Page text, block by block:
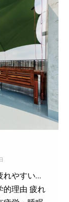
れやすい…
的理由 疲れ